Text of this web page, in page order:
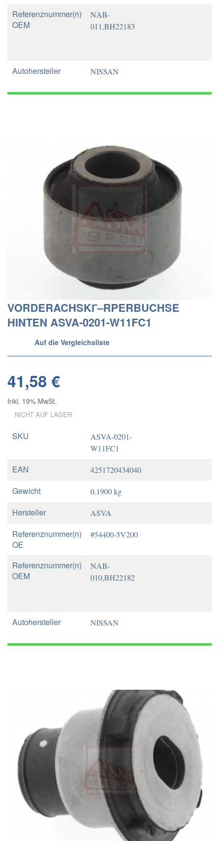
Referenznummer(n)
OEM
NAB-
011,BH22183
Autohersteller NISSAN
VORDERACHSKГ–RPERBUCHSE
HINTEN ASVA-0201-W11FC1
Auf die Vergleichsliste
41,58 €
Inkl. 19% MwSt.
NICHT AUF LAGER
SKU
ASVA-0201-
W11FC1
EAN 4251720434040
Gewicht 0.1900 kg
Hersteller ASVA
Referenznummer(n)
OE
#54400-5V200
Referenznummer(n)
OEM
NAB-
010,BH22182
Autohersteller NISSAN